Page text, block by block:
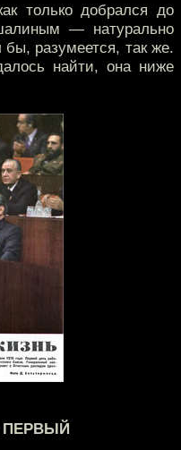
только добрался до
— натурально
разумеется, так же.
найти, она ниже
ПЕРВЫЙ